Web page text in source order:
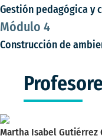
Gestión pedagógica y
Módulo 4
Construcción de
Martha Isabel Gutiérrez